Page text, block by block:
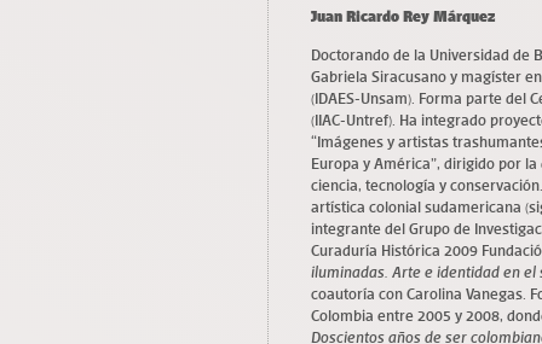
Juan Ricardo Rey Márquez
Doctorando de la Universidad de
Gabriela Siracusano y magíster
(IDAES-Unsam). Forma parte del
(IIAC-Untref). Ha integrado
“Imágenes y artistas
Europa y América”, dirigido por
ciencia, tecnología y
artística colonial sudamericana
integrante del Grupo de
Curaduría Histórica 2009
iluminadas. Arte e identidad en el
coautoría con Carolina Vanegas.
Colombia entre 2005 y 2008,
Doscientos años de ser